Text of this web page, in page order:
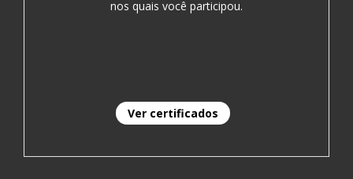
nos quais você participou.
Ver certificados